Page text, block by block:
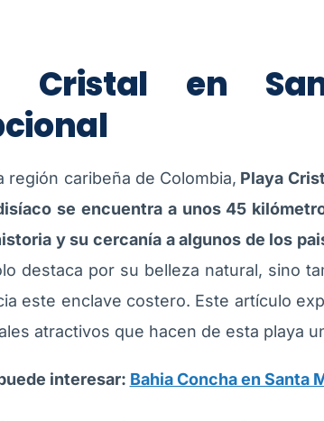
Cristal en
región caribeña de Colombia, Playa
se encuentra a unos 45
y su cercanía a algunos de los
destaca por su belleza natural, sino
este enclave costero. Este artículo
atractivos que hacen de esta playa
interesar: Bahia Concha en Santa